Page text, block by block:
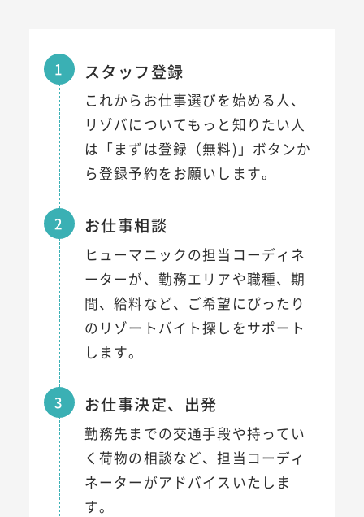
1 スタッフ登録
これからお仕事選びを始める人、
リゾバについてもっと知りたい人
は「まずは登録（無料)」ボタンか
ら登録予約をお願いします。
2 お仕事相談
ヒューマニックの担当コーディネ
ーターが、勤務エリアや職種、期
間、給料など、ご希望にぴったり
のリゾートバイト探しをサポート
します。
3 お仕事決定、出発
勤務先までの交通手段や持ってい
く荷物の相談など、担当コーディ
ネーターがアドバイスいたしま
す。